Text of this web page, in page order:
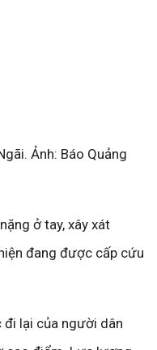
Ảnh: Báo Quảng
ở tay, xây xát
đang được cấp cứu
đi lại của người dân